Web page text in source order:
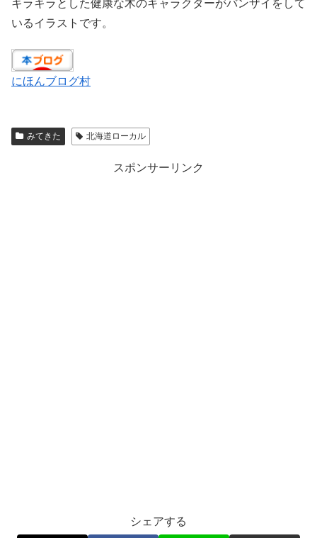
キラキラとした健康な木のキャラクターがバンザイをして
いるイラストです。
にほんブログ村
みてきた 北海道ローカル
スポンサーリンク
シェアする